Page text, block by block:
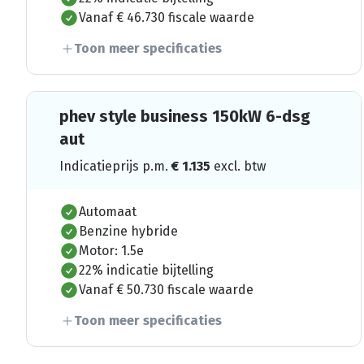
Vanaf € 46.730 fiscale waarde
Toon meer specificaties
phev style business 150kW 6-dsg
aut
Indicatieprijs p.m.€ 1.135 excl. btw
Automaat
Benzine hybride
Motor: 1.5e
22% indicatie bijtelling
Vanaf € 50.730 fiscale waarde
Toon meer specificaties